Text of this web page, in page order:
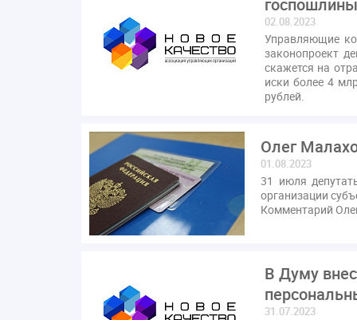
02.08.2023
Управляющие
законопроект
скажется на
иски более 4
рублей.
Олег
01.08.2023
31 июля
организации
Комментарий
В Думу
31.07.2023